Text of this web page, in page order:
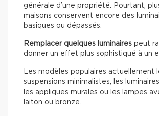
générale d’une propriété. Pourtant,
maisons conservent encore des
basiques ou dépassés.
Remplacer quelques luminaires peut
donner un effet plus sophistiqué à un
Les modèles populaires actuellement
suspensions minimalistes, les
les appliques murales ou les lampes
laiton ou bronze.